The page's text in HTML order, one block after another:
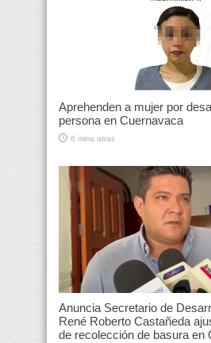
Aprehenden a mujer por
persona en Cuernavaca
6 mins atras
Anuncia Secretario de
René Roberto Castañeda
de recolección de basura en